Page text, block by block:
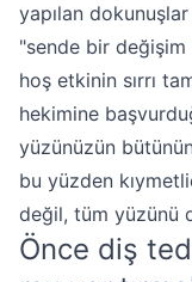
yapılan dokunuşlar
"sende bir
hoş etkinin sırrı
hekimine
yüzünüzün
bu yüzden
değil, tüm yüzünü
Önce diş